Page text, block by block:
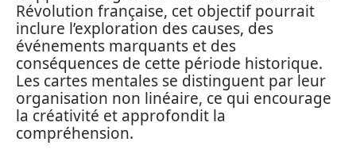
Révolution française, cet objectif pourrait
inclure l’exploration des causes, des
événements marquants et des
conséquences de cette période historique.
Les cartes mentales se distinguent par leur
organisation non linéaire, ce qui encourage
la créativité et approfondit la
compréhension.